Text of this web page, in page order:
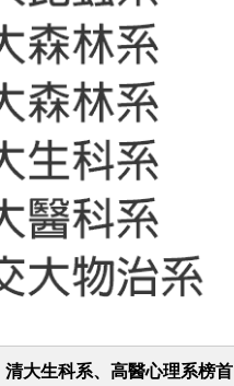
清大生科系、高醫心理系榜首